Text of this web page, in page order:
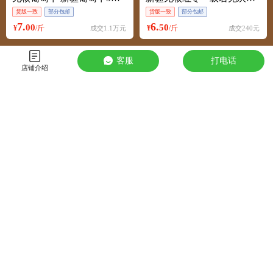
货版一致 部分包邮
¥7.00/斤 成交1.1万元
货版一致 部分包邮
¥6.50/斤 成交240元
店铺介绍
客服 打电话